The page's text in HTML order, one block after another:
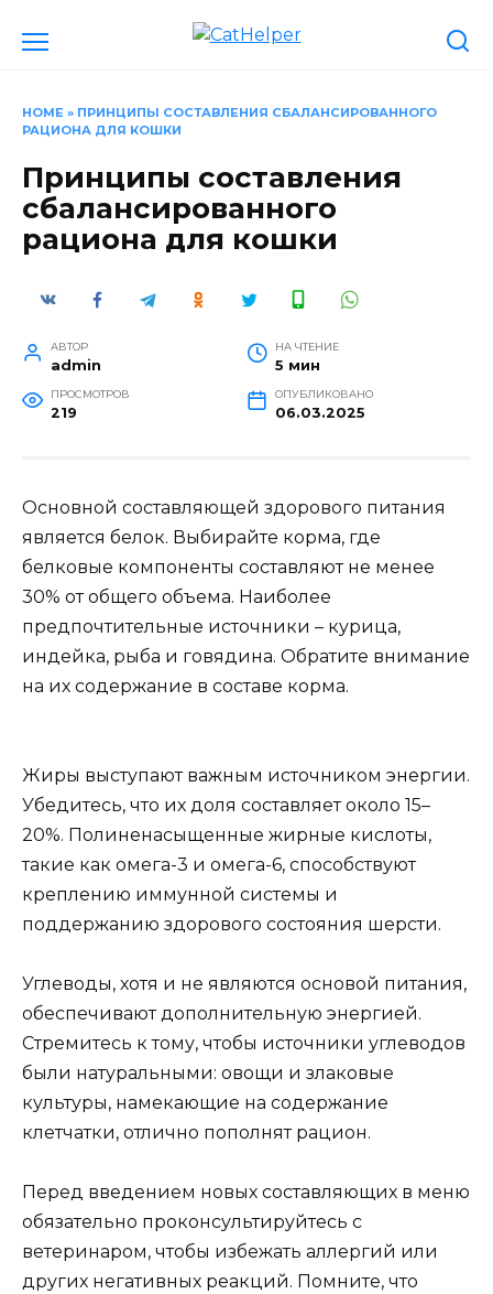
HOME » ПРИНЦИПЫ СОСТАВЛЕНИЯ СБАЛАНСИРОВАННОГО
РАЦИОНА ДЛЯ КОШКИ
Принципы составления
сбалансированного
рациона для кошки
АВТОР
admin
НА ЧТЕНИЕ
5 мин
ПРОСМОТРОВ
219
ОПУБЛИКОВАНО
06.03.2025
Основной составляющей здорового питания
является белок. Выбирайте корма, где
белковые компоненты составляют не менее
30% от общего объема. Наиболее
предпочтительные источники – курица,
индейка, рыба и говядина. Обратите внимание
на их содержание в составе корма.
Жиры выступают важным источником энергии.
Убедитесь, что их доля составляет около 15–
20%. Полиненасыщенные жирные кислоты,
такие как омега-3 и омега-6, способствуют
креплению иммунной системы и
поддержанию здорового состояния шерсти.
Углеводы, хотя и не являются основой питания,
обеспечивают дополнительную энергией.
Стремитесь к тому, чтобы источники углеводов
были натуральными: овощи и злаковые
культуры, намекающие на содержание
клетчатки, отлично пополнят рацион.
Перед введением новых составляющих в меню
обязательно проконсультируйтесь с
ветеринаром, чтобы избежать аллергий или
других негативных реакций. Помните, что